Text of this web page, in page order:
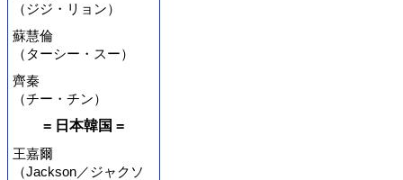
（ジジ・リョン）
蘇慧倫
（ターシー・スー）
齊秦
（チー・チン）
= 日本韓国 =
王嘉爾
（Jackson／ジャクソ